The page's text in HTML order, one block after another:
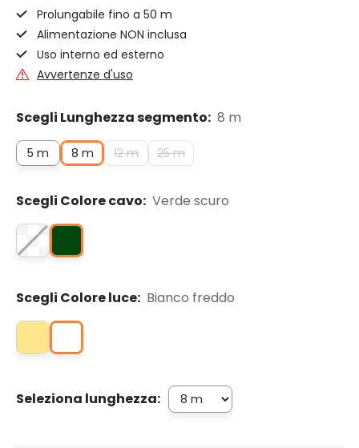
Prolungabile fino a 50 m
Alimentazione NON inclusa
Uso interno ed esterno
Avvertenze d'uso
Scegli Lunghezza segmento: 8 m
5 m 8 m 12 m 25 m
Scegli Colore cavo: Verde scuro
Scegli Colore luce: Bianco freddo
Seleziona lunghezza: